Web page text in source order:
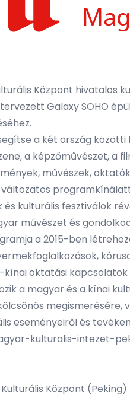
Központ hivatalos
Galaxy SOHO
a két ország
a képzőművészet,
művészek,
kulturális fesztiválok
művészet és
a 2015-ben
oktatási
a magyar és a kínai
eseményeiről és
kulturalis-intezet-
Központ (Peking)